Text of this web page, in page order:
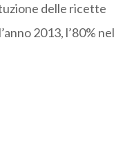
delle ricette
2013, l’80% nel